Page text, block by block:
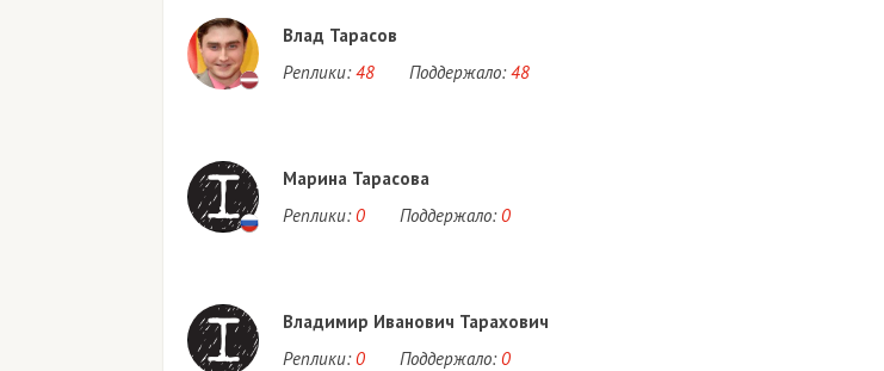
Влад Тарасов
Реплики: 48 Поддержало: 48
Марина Тарасова
Реплики: 0 Поддержало: 0
Владимир Иванович Тарахович
Реплики: 0 Поддержало: 0